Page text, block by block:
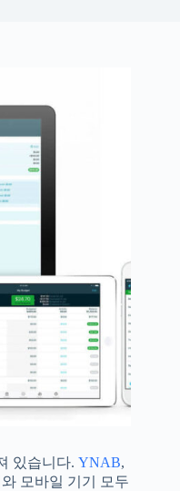
있습니다. YNAB,
모바일 기기 모두